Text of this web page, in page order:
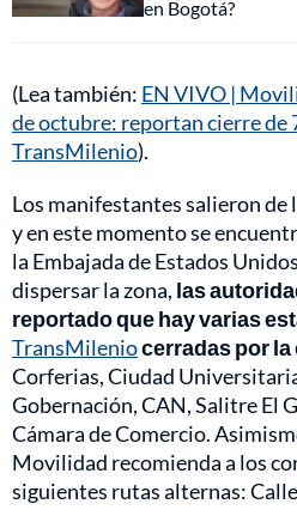
en Bogotá?
(Lea también: EN VIVO |
de octubre: reportan cierre de
TransMilenio).
Los manifestantes salieron
y en este momento se
la Embajada de Estados
dispersar la zona, las
reportado que hay varias
TransMileniocerradas por
Corferias, Ciudad
Gobernación, CAN, Salitre El
Cámara de Comercio.
Movilidad recomienda a los
siguientes rutas alternas: